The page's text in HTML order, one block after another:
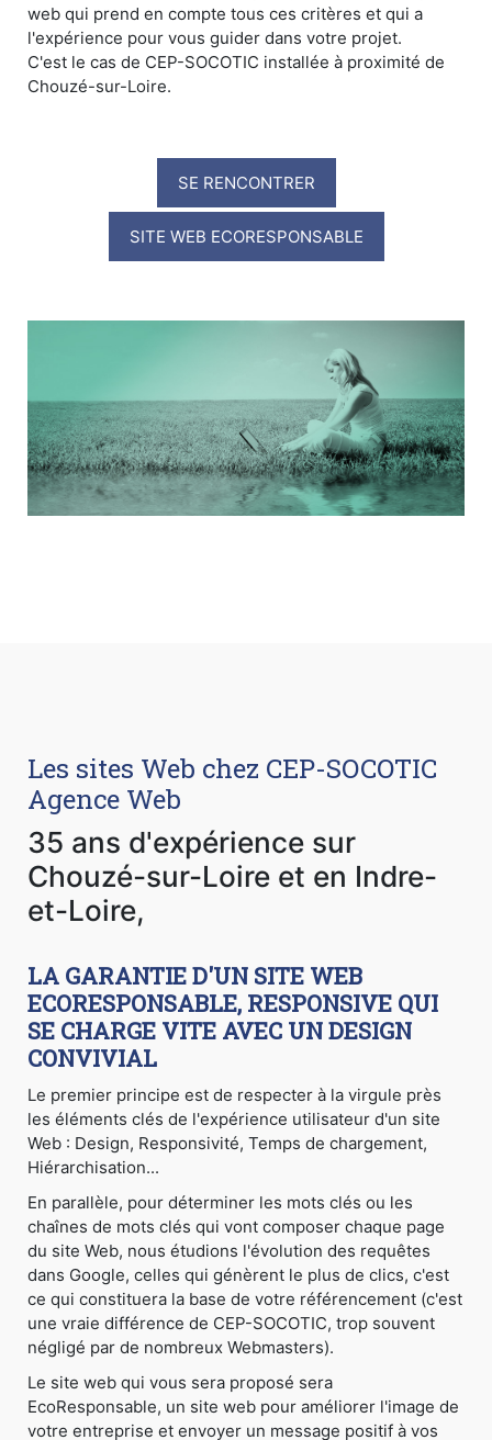
web qui prend en compte tous ces critères et qui a
l'expérience pour vous guider dans votre projet.
C'est le cas de CEP-SOCOTIC installée à proximité de
Chouzé-sur-Loire.
SE RENCONTRER
SITE WEB ECORESPONSABLE
Les sites Web chez CEP-SOCOTIC
Agence Web
35 ans d'expérience sur
Chouzé-sur-Loire et en Indre-
et-Loire,
LA GARANTIE D'UN SITE WEB
ECORESPONSABLE, RESPONSIVE QUI
SE CHARGE VITE AVEC UN DESIGN
CONVIVIAL
Le premier principe est de respecter à la virgule près
les éléments clés de l'expérience utilisateur d'un site
Web : Design, Responsivité, Temps de chargement,
Hiérarchisation...
En parallèle, pour déterminer les mots clés ou les
chaînes de mots clés qui vont composer chaque page
du site Web, nous étudions l'évolution des requêtes
dans Google, celles qui génèrent le plus de clics, c'est
ce qui constituera la base de votre référencement (c'est
une vraie différence de CEP-SOCOTIC, trop souvent
négligé par de nombreux Webmasters).
Le site web qui vous sera proposé sera
EcoResponsable, un site web pour améliorer l'image de
votre entreprise et envoyer un message positif à vos